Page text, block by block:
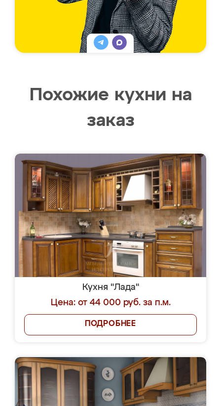
Похожие кухни на
заказ
Кухня "Лада"
Цена: от 44 000 руб. за п.м.
ПОДРОБНЕЕ